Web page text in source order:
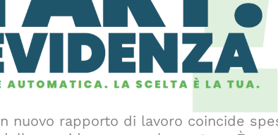
nuovo rapporto di lavoro coincide